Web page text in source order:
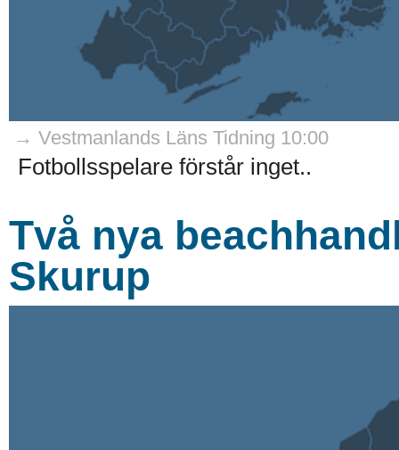
→ Vestmanlands Läns Tidning 10:00
Fotbollsspelare förstår inget..
Två nya
Skurup